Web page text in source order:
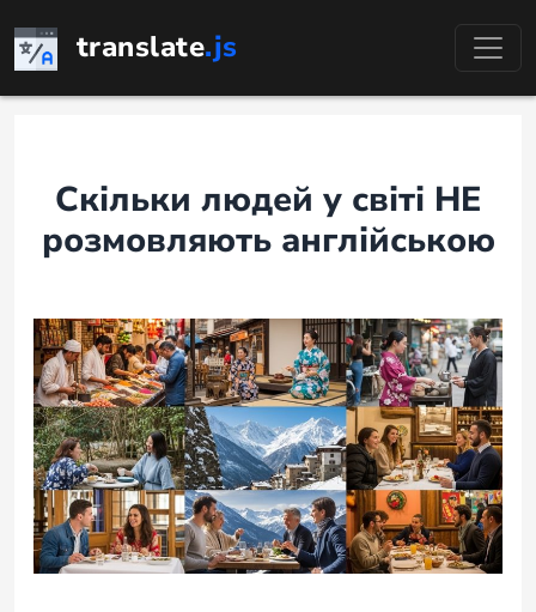
до
змісту
translate.js
Скільки людей у світі НЕ
розмовляють англійською